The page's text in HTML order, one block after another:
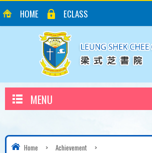
HOME ECLASS
MENU
Home > Achievement
>